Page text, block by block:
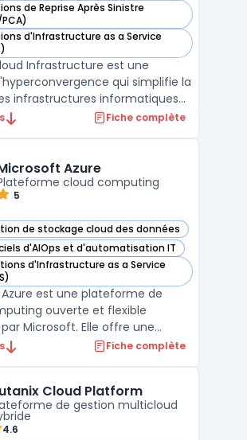
de Reprise Après Sinistre
Cloud Infrastructure dans cette catégorie
d'Infrastructure as a Service
Cloud Infrastructure dans cette catégorie
Infrastructure est une
qui simplifie la
infrastructures informatiques
le calcul, le stockage et la
complexité et les coûts associ ...
Fiche complète
Azure
cloud computing
5
de stockage cloud des données
Azure dans cette catégorie
d'AIOps et d'automatisation IT
Azure dans cette catégorie
d'Infrastructure as a Service
Azure dans cette catégorie
est une plateforme de
ouverte et flexible
Microsoft. Elle offre une
permettant de réduire
grâce à une infrastructure
des services ...
Fiche complète
Cloud Platform
de gestion multicloud
4.6